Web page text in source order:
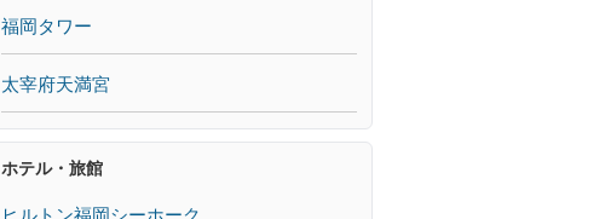
福岡タワー
太宰府天満宮
ホテル・旅館
ヒルトン福岡シーホーク